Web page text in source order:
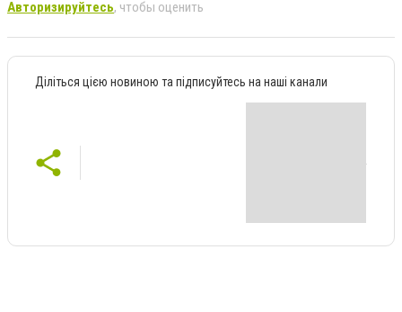
Авторизируйтесь, чтобы оценить
Діліться цією новиною та підписуйтесь на наші канали